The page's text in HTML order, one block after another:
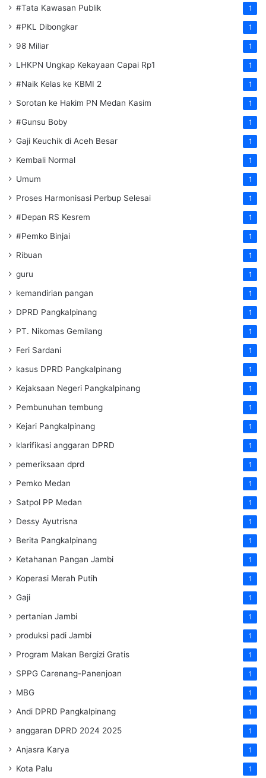
#Tata Kawasan Publik 1
#PKL Dibongkar 1
98 Miliar 1
LHKPN Ungkap Kekayaan Capai Rp1 1
#Naik Kelas ke KBMI 2 1
Sorotan ke Hakim PN Medan Kasim 1
#Gunsu Boby 1
Gaji Keuchik di Aceh Besar 1
Kembali Normal 1
Umum 1
Proses Harmonisasi Perbup Selesai 1
#Depan RS Kesrem 1
#Pemko Binjai 1
Ribuan 1
guru 1
kemandirian pangan 1
DPRD Pangkalpinang 1
PT. Nikomas Gemilang 1
Feri Sardani 1
kasus DPRD Pangkalpinang 1
Kejaksaan Negeri Pangkalpinang 1
Pembunuhan tembung 1
Kejari Pangkalpinang 1
klarifikasi anggaran DPRD 1
pemeriksaan dprd 1
Pemko Medan 1
Satpol PP Medan 1
Dessy Ayutrisna 1
Berita Pangkalpinang 1
Ketahanan Pangan Jambi 1
Koperasi Merah Putih 1
Gaji 1
pertanian Jambi 1
produksi padi Jambi 1
Program Makan Bergizi Gratis 1
SPPG Carenang-Panenjoan 1
MBG 1
Andi DPRD Pangkalpinang 1
anggaran DPRD 2024 2025 1
Anjasra Karya 1
Kota Palu 1